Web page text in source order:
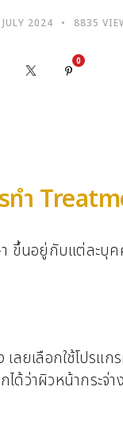
2024 8835
Facebook
0
ทำ
ขึ้นอยู่กับแต่ละบุ
ลยเลือกใช้โปร
ว่าผิวหน้ากระจ่